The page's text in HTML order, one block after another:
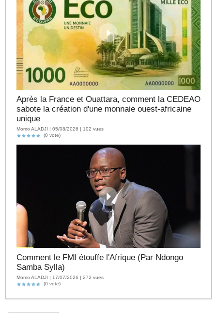
Après la France et Ouattara, comment la CEDEAO
sabote la création d'une monnaie ouest-africaine
unique
Momo ALADJI | 05/08/2026 | 102 vues
(0 vote)
Comment le FMI étouffe l'Afrique (Par Ndongo
Samba Sylla)
Momo ALADJI | 17/07/2026 | 272 vues
(0 vote)